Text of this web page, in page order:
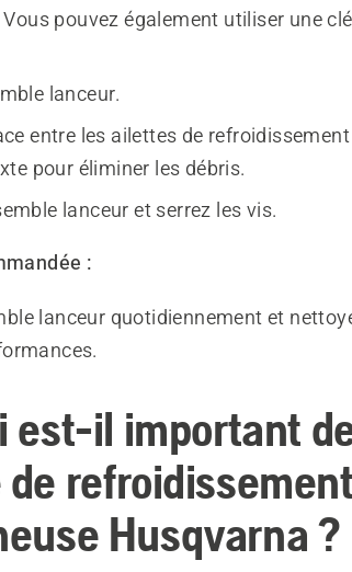
pouvez également utiliser une
lanceur.
entre les ailettes de
pour éliminer les débris.
lanceur et serrez les vis.
:
lanceur quotidiennement et
est-il important
Husqvarna ?